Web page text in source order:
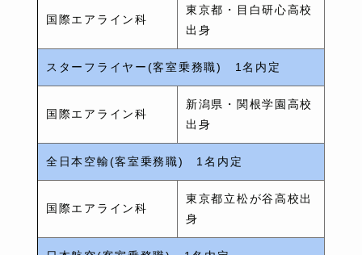
国際エアライン科
東京都・目白研心高校
出身
スターフライヤー(客室乗務職) 1名内定
国際エアライン科
新潟県・関根学園高校
出身
全日本空輸(客室乗務職) 1名内定
国際エアライン科
東京都立松が谷高校出
身